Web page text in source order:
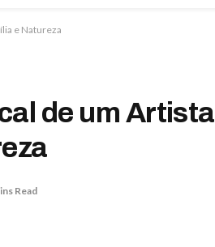
e Natureza
de um Artista
Read